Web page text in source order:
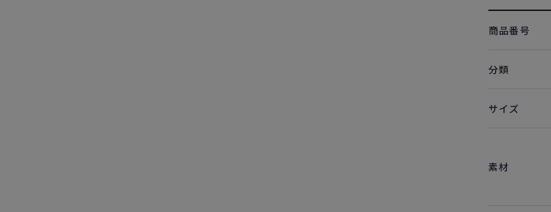
商品番号
分類
サイズ
素材